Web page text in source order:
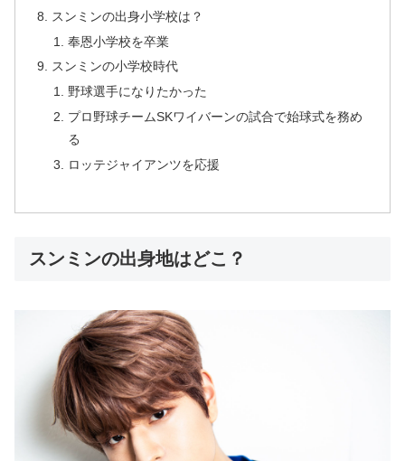
スンミンの出身小学校は？
奉恩小学校を卒業
スンミンの小学校時代
野球選手になりたかった
プロ野球チームSKワイバーンの試合で始球式を務め
る
ロッテジャイアンツを応援
スンミンの出身地はどこ？